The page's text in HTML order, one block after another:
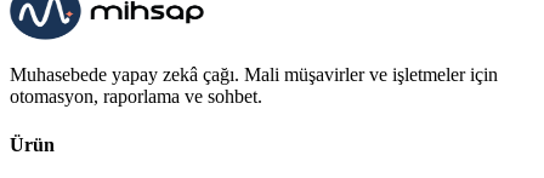
Muhasebede yapay zekâ çağı. Mali müşavirler ve işletmeler için
otomasyon, raporlama ve sohbet.
Ürün